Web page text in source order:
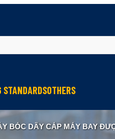
Chamber
STANDARDS
Testing
OTHERS
Cable Testing
Geometry
BÓC DÂY CÁP MÁY BAY